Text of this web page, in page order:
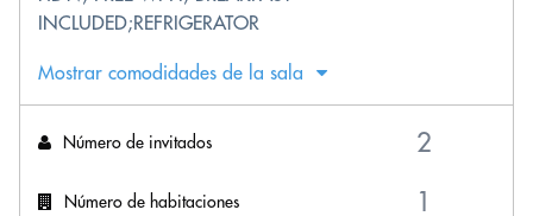
INCLUDED;REFRIGERATOR
Mostrar comodidades de la sala
Número de invitados
Número de habitaciones